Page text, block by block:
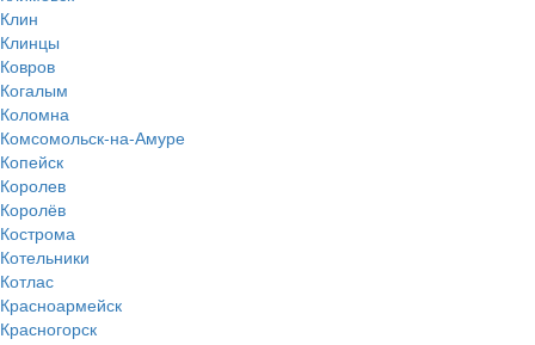
Клин
Клинцы
Ковров
Когалым
Коломна
Комсомольск-на-Амуре
Копейск
Королев
Королёв
Кострома
Котельники
Котлас
Красноармейск
Красногорск